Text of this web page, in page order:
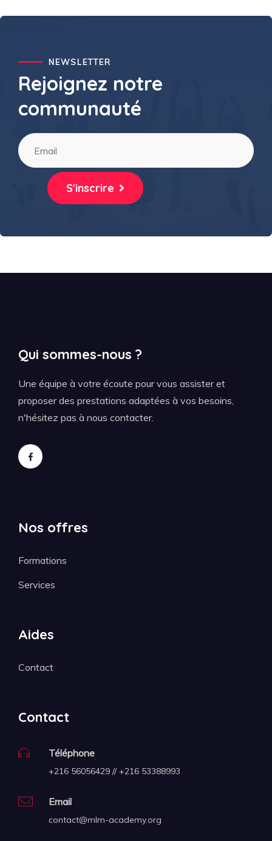
NEWSLETTER
Rejoignez notre
communauté
S'inscrire
Qui sommes-nous ?
Une équipe à votre écoute pour vous assister et
proposer des prestations adaptées à vos besoins,
n'hésitez pas à nous contacter.
Nos offres
Formations
Services
Aides
Contact
Contact
Téléphone
+216 56056429 // +216 53388993
Email
contact@mlm-academy.org